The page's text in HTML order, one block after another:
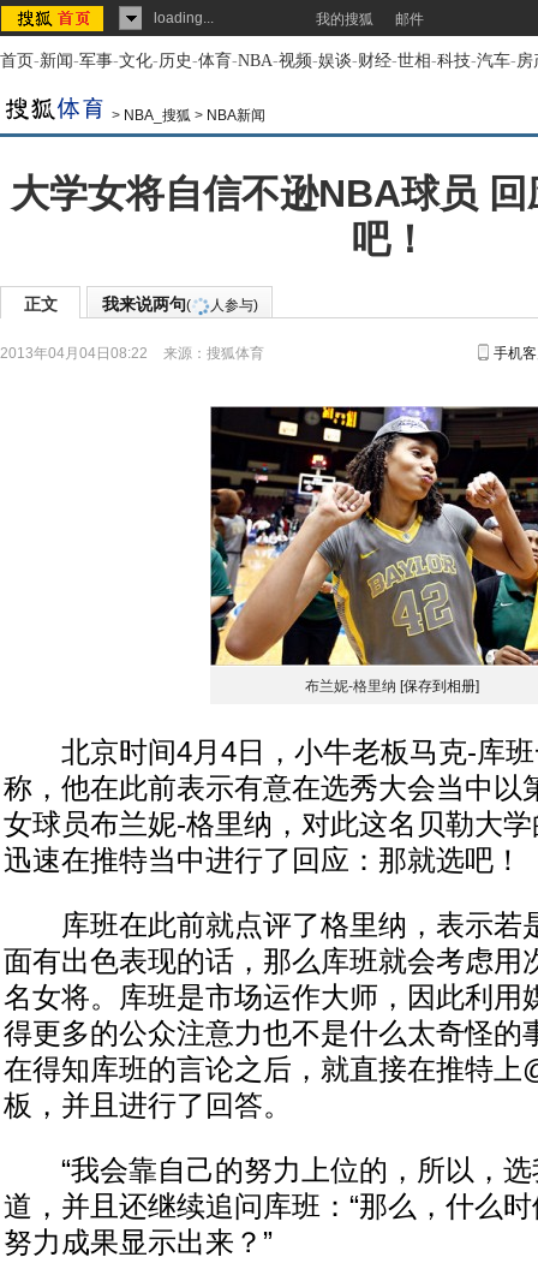
loading... 我的搜狐 邮件
首页-新闻-军事-文化-历史-体育-NBA-视频-娱谈-财经-世相-科技-汽车-房
> NBA_搜狐 > NBA新闻
大学女将自信不逊NBA球员
吧！
正文 我来说两句( 人参与)
2013年04月04日08:22 来源： 搜狐体育 手机
布兰妮-格里纳 [保存到相册]
北京时间4月4日，小牛老板马克-库班
称，他在此前表示有意在选秀大会当中以
女球员布兰妮-格里纳，对此这名贝勒大
迅速在推特当中进行了回应：那就选吧！
库班在此前就点评了格里纳，表示若
面有出色表现的话，那么库班就会考虑用
名女将。库班是市场运作大师，因此利用
得更多的公众注意力也不是什么太奇怪的
在得知库班的言论之后，就直接在推特上
板，并且进行了回答。
“我会靠自己的努力上位的，所以，选
道，并且还继续追问库班：“那么，什么
努力成果显示出来？”